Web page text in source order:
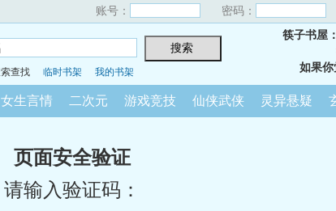
账号： 密码：
查找 临时书架 我的书架
筷子书屋
如果
女生言情 二次元 游戏竞技 仙侠武侠 灵异悬疑
页面安全验证
请输入验证码：